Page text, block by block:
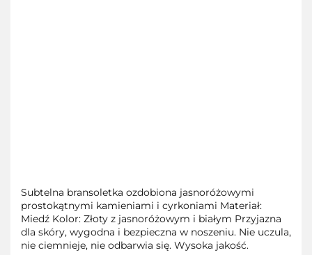
Subtelna bransoletka ozdobiona jasnoróżowymi
prostokątnymi kamieniami i cyrkoniami Materiał:
Miedź Kolor: Złoty z jasnoróżowym i białym Przyjazna
dla skóry, wygodna i bezpieczna w noszeniu. Nie uczula,
nie ciemnieje, nie odbarwia się. Wysoka jakość.